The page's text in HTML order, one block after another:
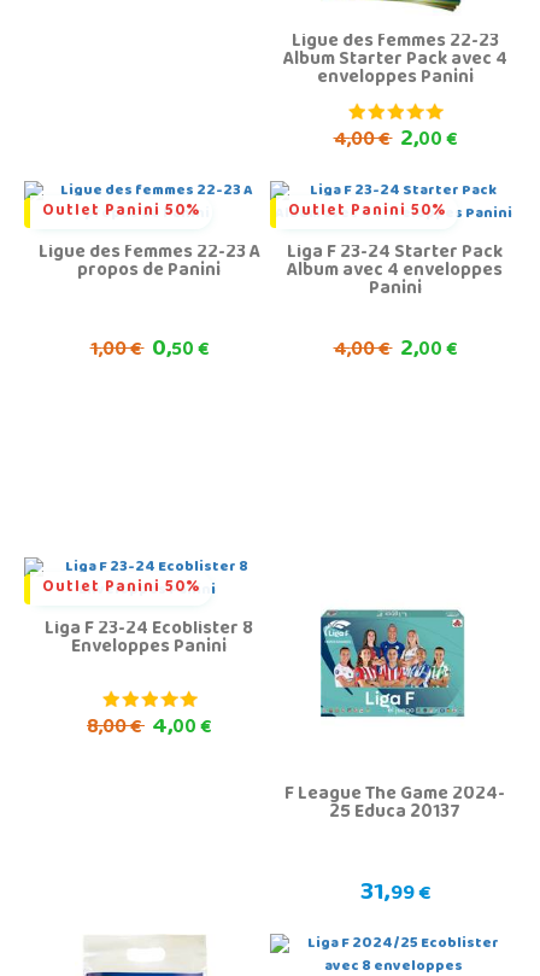
Ligue des femmes 22-23
Album Starter Pack avec 4
enveloppes Panini
4,00 € 2,00 €
Outlet Panini 50%
Ligue des femmes 22-23 A
propos de Panini
1,00 € 0,50 €
Outlet Panini 50%
Liga F 23-24 Starter Pack
Album avec 4 enveloppes
Panini
4,00 € 2,00 €
Outlet Panini 50%
Liga F 23-24 Ecoblister 8
Enveloppes Panini
8,00 € 4,00 €
F League The Game 2024-
25 Educa 20137
31,99 €